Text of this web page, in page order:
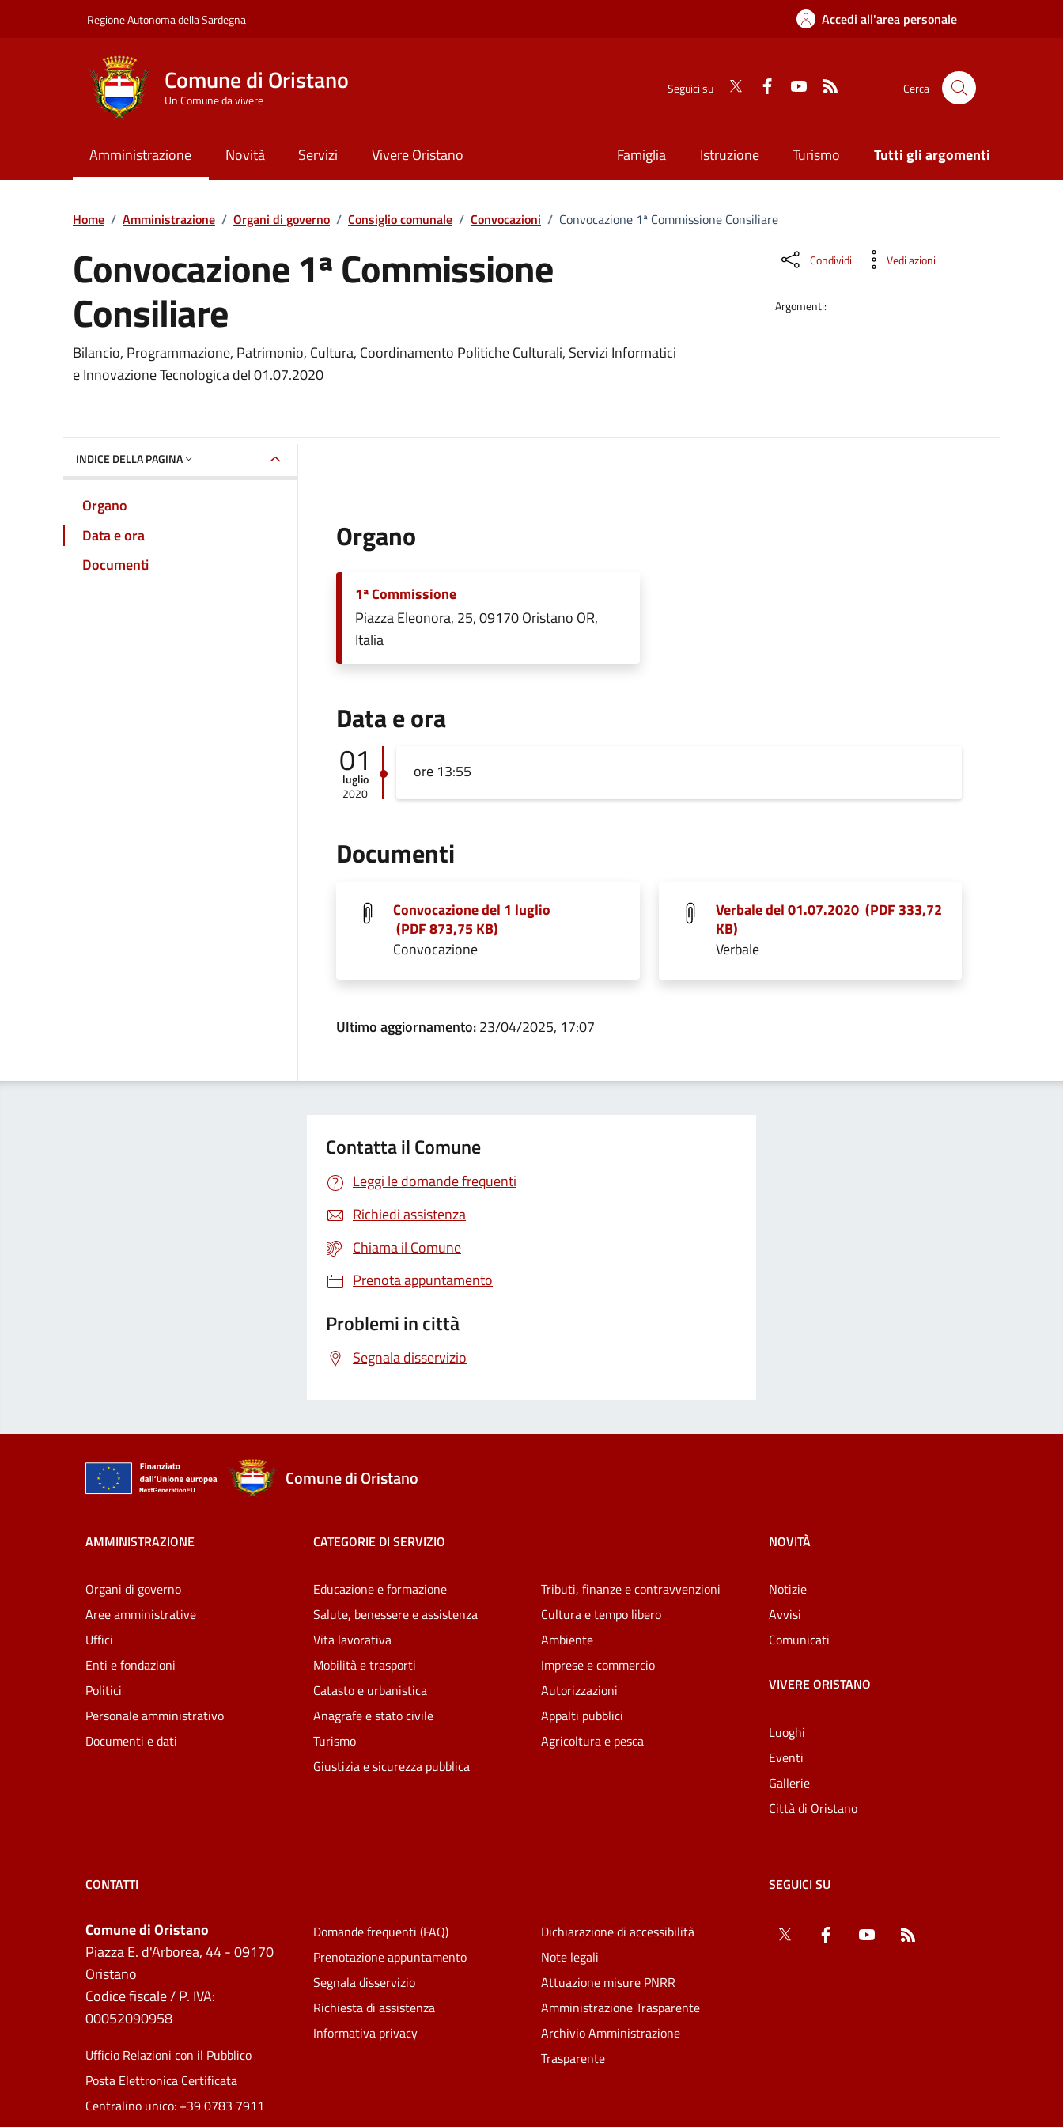
Regione Autonoma della Sardegna Accedi all'area personale
Comune di Oristano
Un Comune da vivere
Seguici su Cerca
Amministrazione Novità Servizi Vivere Oristano Famiglia Istruzione Turismo Tutti gli argomenti
Home / Amministrazione / Organi di governo / Consiglio comunale / Convocazioni / Convocazione 1ª Commissione Consiliare
Convocazione 1ª Commissione
Consiliare
???portal.DettaglioConvocazione???
Bilancio, Programmazione, Patrimonio, Cultura, Coordinamento Politiche Culturali, Servizi Informatici
e Innovazione Tecnologica del 01.07.2020
Condividi Vedi azioni
Argomenti:
INDICE DELLA PAGINA
Organo
Data e ora
Documenti
Organo
1ª Commissione
Piazza Eleonora, 25, 09170 Oristano OR,
Italia
Data e ora
01
luglio
2020
ore 13:55
Documenti
Convocazione del 1 luglio
(PDF 873,75 KB)
Convocazione
Verbale del 01.07.2020 (PDF 333,72
KB)
Verbale
Ultimo aggiornamento:23/04/2025, 17:07
Contatta il Comune
Leggi le domande frequenti
Richiedi assistenza
Chiama il Comune
Prenota appuntamento
Problemi in città
Segnala disservizio
Comune di Oristano
AMMINISTRAZIONE
Organi di governo
Aree amministrative
Uffici
Enti e fondazioni
Politici
Personale amministrativo
Documenti e dati
CATEGORIE DI SERVIZIO
Educazione e formazione
Salute, benessere e assistenza
Vita lavorativa
Mobilità e trasporti
Catasto e urbanistica
Anagrafe e stato civile
Turismo
Giustizia e sicurezza pubblica
Tributi, finanze e contravvenzioni
Cultura e tempo libero
Ambiente
Imprese e commercio
Autorizzazioni
Appalti pubblici
Agricoltura e pesca
NOVITÀ
Notizie
Avvisi
Comunicati
VIVERE ORISTANO
Luoghi
Eventi
Gallerie
Città di Oristano
CONTATTI
Comune di Oristano
Piazza E. d'Arborea, 44 - 09170
Oristano
Codice fiscale / P. IVA:
00052090958
Ufficio Relazioni con il Pubblico
Posta Elettronica Certificata
Centralino unico: +39 0783 7911
Domande frequenti (FAQ)
Prenotazione appuntamento
Segnala disservizio
Richiesta di assistenza
Informativa privacy
Dichiarazione di accessibilità
Note legali
Attuazione misure PNRR
Amministrazione Trasparente
Archivio Amministrazione
Trasparente
SEGUICI SU
Twitter Facebook YouTube